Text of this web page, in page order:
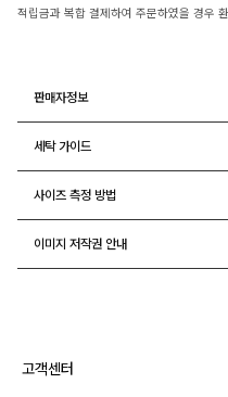
적립금과 복합 결제하여 주문하였을 경우
판매자정보
세탁 가이드
사이즈 측정 방법
이미지 저작권 안내
고객센터